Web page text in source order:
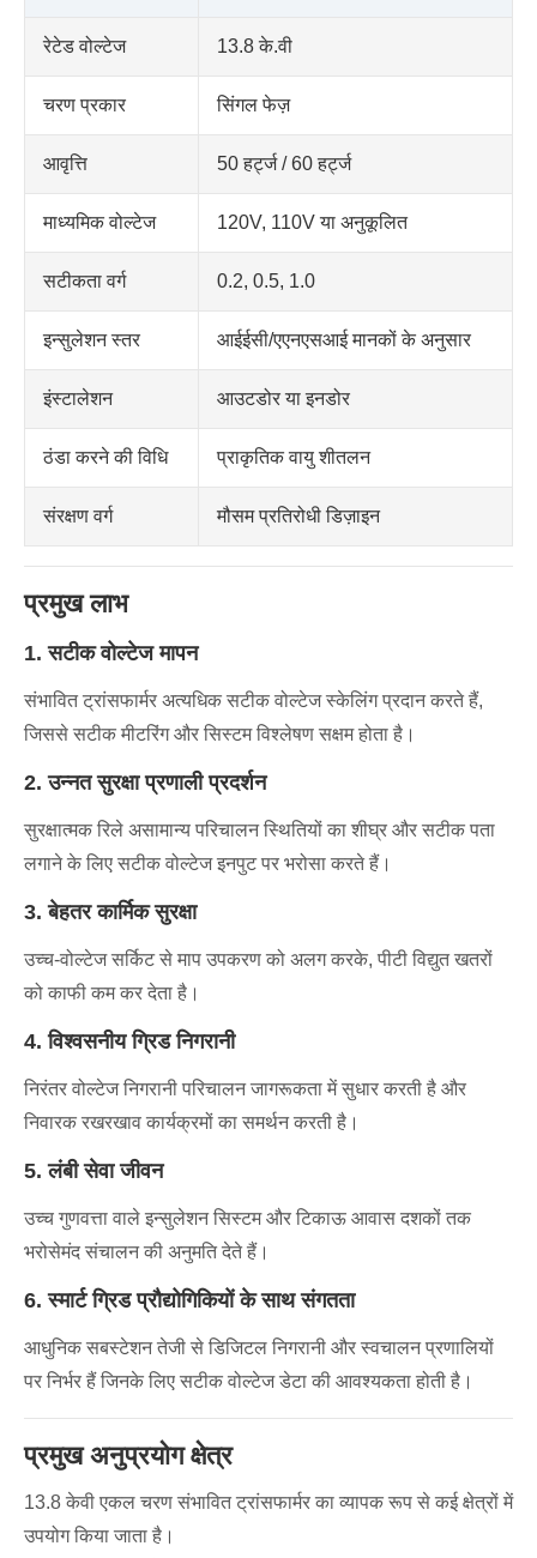
रेटेड वोल्टेज 13.8 के.वी
चरण प्रकार सिंगल फेज़
आवृत्ति 50 हर्ट्ज / 60 हर्ट्ज
माध्यमिक वोल्टेज 120V, 110V या अनुकूलित
सटीकता वर्ग 0.2, 0.5, 1.0
इन्सुलेशन स्तर आईईसी/एएनएसआई मानकों के अनुसार
इंस्टालेशन आउटडोर या इनडोर
ठंडा करने की विधि प्राकृतिक वायु शीतलन
संरक्षण वर्ग मौसम प्रतिरोधी डिज़ाइन
प्रमुख लाभ
1. सटीक वोल्टेज मापन
संभावित ट्रांसफार्मर अत्यधिक सटीक वोल्टेज स्केलिंग प्रदान करते हैं,
जिससे सटीक मीटरिंग और सिस्टम विश्लेषण सक्षम होता है।
2. उन्नत सुरक्षा प्रणाली प्रदर्शन
सुरक्षात्मक रिले असामान्य परिचालन स्थितियों का शीघ्र और सटीक पता
लगाने के लिए सटीक वोल्टेज इनपुट पर भरोसा करते हैं।
3. बेहतर कार्मिक सुरक्षा
उच्च-वोल्टेज सर्किट से माप उपकरण को अलग करके, पीटी विद्युत खतरों
को काफी कम कर देता है।
4. विश्वसनीय ग्रिड निगरानी
निरंतर वोल्टेज निगरानी परिचालन जागरूकता में सुधार करती है और
निवारक रखरखाव कार्यक्रमों का समर्थन करती है।
5. लंबी सेवा जीवन
उच्च गुणवत्ता वाले इन्सुलेशन सिस्टम और टिकाऊ आवास दशकों तक
भरोसेमंद संचालन की अनुमति देते हैं।
6. स्मार्ट ग्रिड प्रौद्योगिकियों के साथ संगतता
आधुनिक सबस्टेशन तेजी से डिजिटल निगरानी और स्वचालन प्रणालियों
पर निर्भर हैं जिनके लिए सटीक वोल्टेज डेटा की आवश्यकता होती है।
प्रमुख अनुप्रयोग क्षेत्र
13.8 केवी एकल चरण संभावित ट्रांसफार्मर का व्यापक रूप से कई क्षेत्रों में
उपयोग किया जाता है।